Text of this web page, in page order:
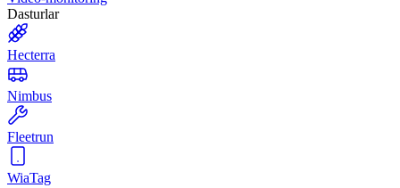
Dasturlar
Hecterra
Nimbus
Fleetrun
WiaTag